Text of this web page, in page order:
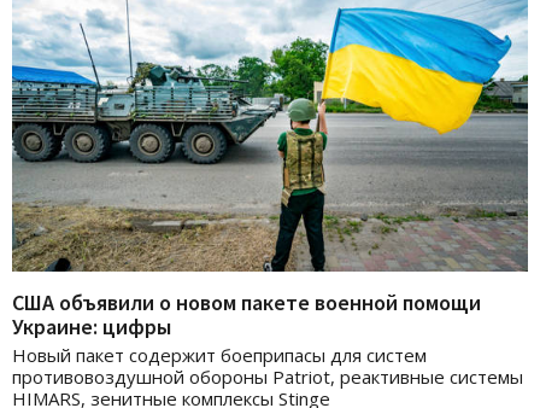
США объявили о новом пакете военной помощи
Украине: цифры
Новый пакет содержит боеприпасы для систем
противовоздушной обороны Patriot, реактивные системы
HIMARS, зенитные комплексы Stinge